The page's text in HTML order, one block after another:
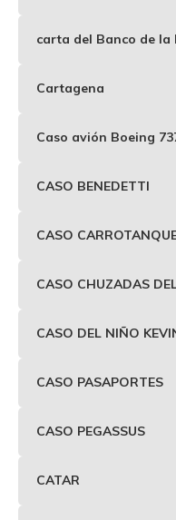
carta del Banco de la
Cartagena
Caso avión Boeing
CASO BENEDETTI
CASO
CASO CHUZADAS
CASO DEL NIÑO
CASO PASAPORTES
CASO PEGASSUS
CATAR